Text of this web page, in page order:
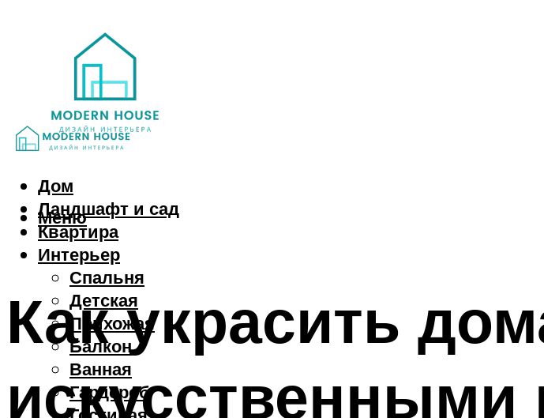
Дом
Ландшафт и сад
Квартира
Интерьер
Спальня
Детская
Прихожая
Балкон
Ванная
Гардероб
Меню
Как украсить
искусственными